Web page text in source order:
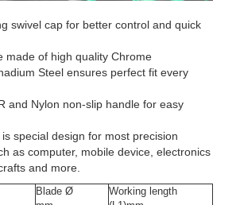
swivel cap for better control and quick
made of high quality Chrome
Steel ensures perfect fit every
and Nylon non-slip handle for easy
special design for most precision
as computer, mobile device, electronics
and more.
Blade Ø
Working length